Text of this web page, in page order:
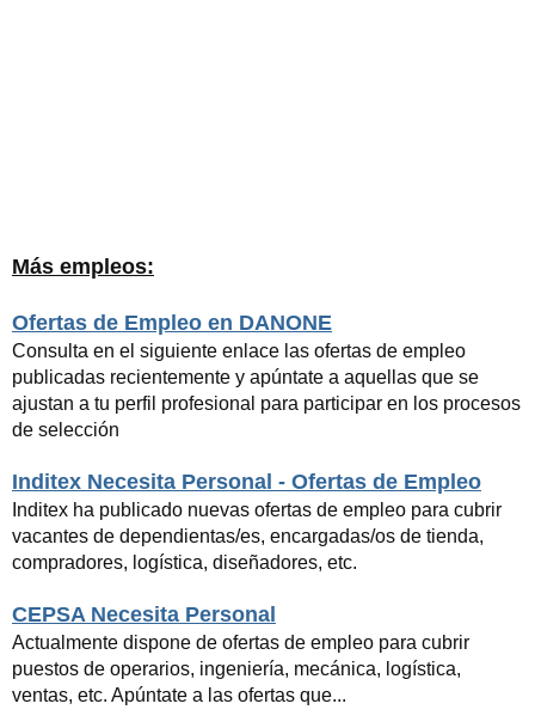
Más empleos:
Ofertas de Empleo en DANONE
Consulta en el siguiente enlace las ofertas de empleo
publicadas recientemente y apúntate a aquellas que se
ajustan a tu perfil profesional para participar en los procesos
de selección
Inditex Necesita Personal - Ofertas de Empleo
Inditex ha publicado nuevas ofertas de empleo para cubrir
vacantes de dependientas/es, encargadas/os de tienda,
compradores, logística, diseñadores, etc.
CEPSA Necesita Personal
Actualmente dispone de ofertas de empleo para cubrir
puestos de operarios, ingeniería, mecánica, logística,
ventas, etc. Apúntate a las ofertas que...